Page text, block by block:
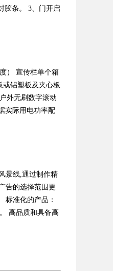
胶条。 3、门开启
） 宣传栏单个箱
或铝塑板及夹心板
外无刷数字滚动
实际用电功率配
景线,通过制作精
告的选择范围更
标准化的产品：
高品质和具备高